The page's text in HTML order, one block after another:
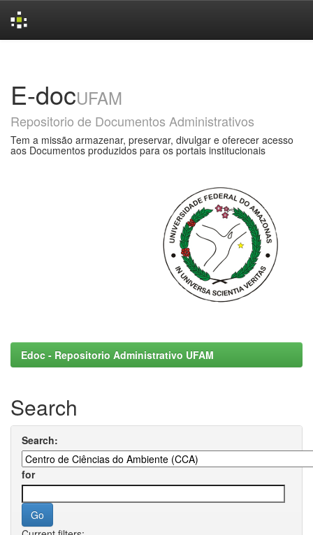
E-docUFAM
Repositorio de Documentos Administrativos
Tem a missão armazenar, preservar, divulgar e oferecer acesso
aos Documentos produzidos para os portais institucionais
Edoc - Repositorio Administrativo UFAM
Search
Search:
for